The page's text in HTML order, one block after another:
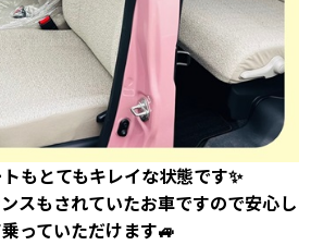
もとてもキレイな状態です✨
スもされていたお車ですので安心し
っていただけます🚙